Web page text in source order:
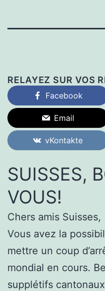
RELAYEZ SUR VOS
Facebook
Email
vKontakte
SUISSES,
VOUS!
Chers amis Suisses,
Vous avez la
mettre un coup
mondial en cours.
supplétifs